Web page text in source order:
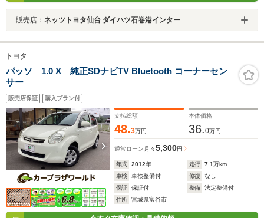
販売店： ネッツトヨタ仙台 ダイハツ石巻港インター
トヨタ
パッソ 1.0 X 純正SDナビTV Bluetooth コーナーセン
サー
販売店保証 購入プラン付
支払総額
48.3万円
本体価格
36.0万円
通常ローン 月々5,300円
年式 2012年 走行 7.1万km
車検
車検整備付 修復
なし
保証
保証付 整備
法定整備付
住所
宮城県富谷市